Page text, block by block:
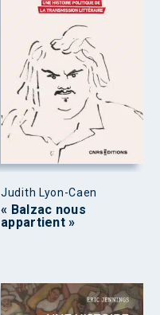
Judith Lyon-Caen
« Balzac nous
appartient »